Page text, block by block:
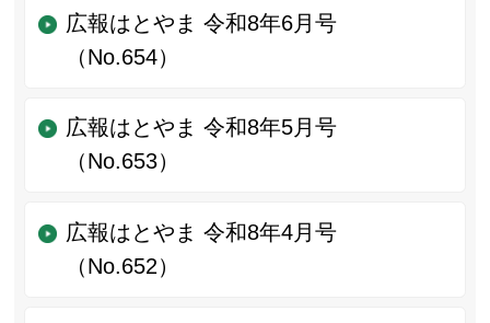
広報はとやま 令和8年6月号
（No.654）
広報はとやま 令和8年5月号
（No.653）
広報はとやま 令和8年4月号
（No.652）